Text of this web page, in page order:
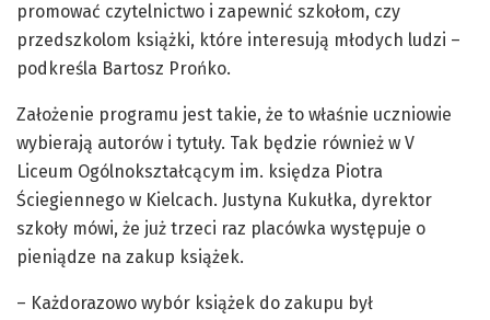
promować czytelnictwo i zapewnić szkołom, czy
przedszkolom książki, które interesują młodych ludzi –
podkreśla Bartosz Prońko.
Założenie programu jest takie, że to właśnie uczniowie
wybierają autorów i tytuły. Tak będzie również w V
Liceum Ogólnokształcącym im. księdza Piotra
Ściegiennego w Kielcach. Justyna Kukułka, dyrektor
szkoły mówi, że już trzeci raz placówka występuje o
pieniądze na zakup książek.
– Każdorazowo wybór książek do zakupu był